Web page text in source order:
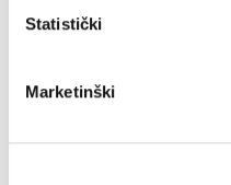
Statistički
Marketinški